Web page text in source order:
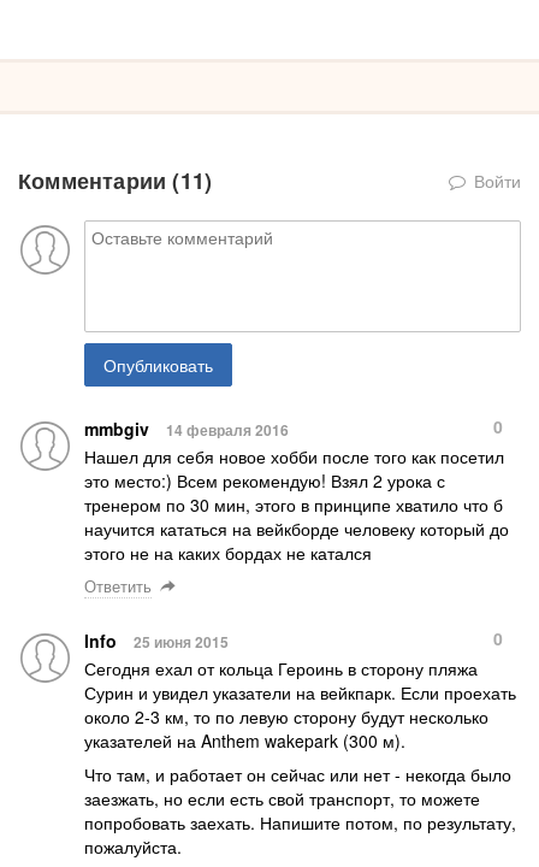
Комментарии (11) Войти
Опубликовать
mmbgiv 14 февраля 2016
Нашел для себя новое хобби после того как посетил
это место:) Всем рекомендую! Взял 2 урока с
тренером по 30 мин, этого в принципе хватило что б
научится кататься на вейкборде человеку который до
этого не на каких бордах не катался
0
Ответить
Info 25 июня 2015
Сегодня ехал от кольца Героинь в сторону пляжа
Сурин и увидел указатели на вейкпарк. Если проехать
около 2-3 км, то по левую сторону будут несколько
указателей на Anthem wakepark (300 м).
Что там, и работает он сейчас или нет - некогда было
заезжать, но если есть свой транспорт, то можете
попробовать заехать. Напишите потом, по результату,
пожалуйста.
0